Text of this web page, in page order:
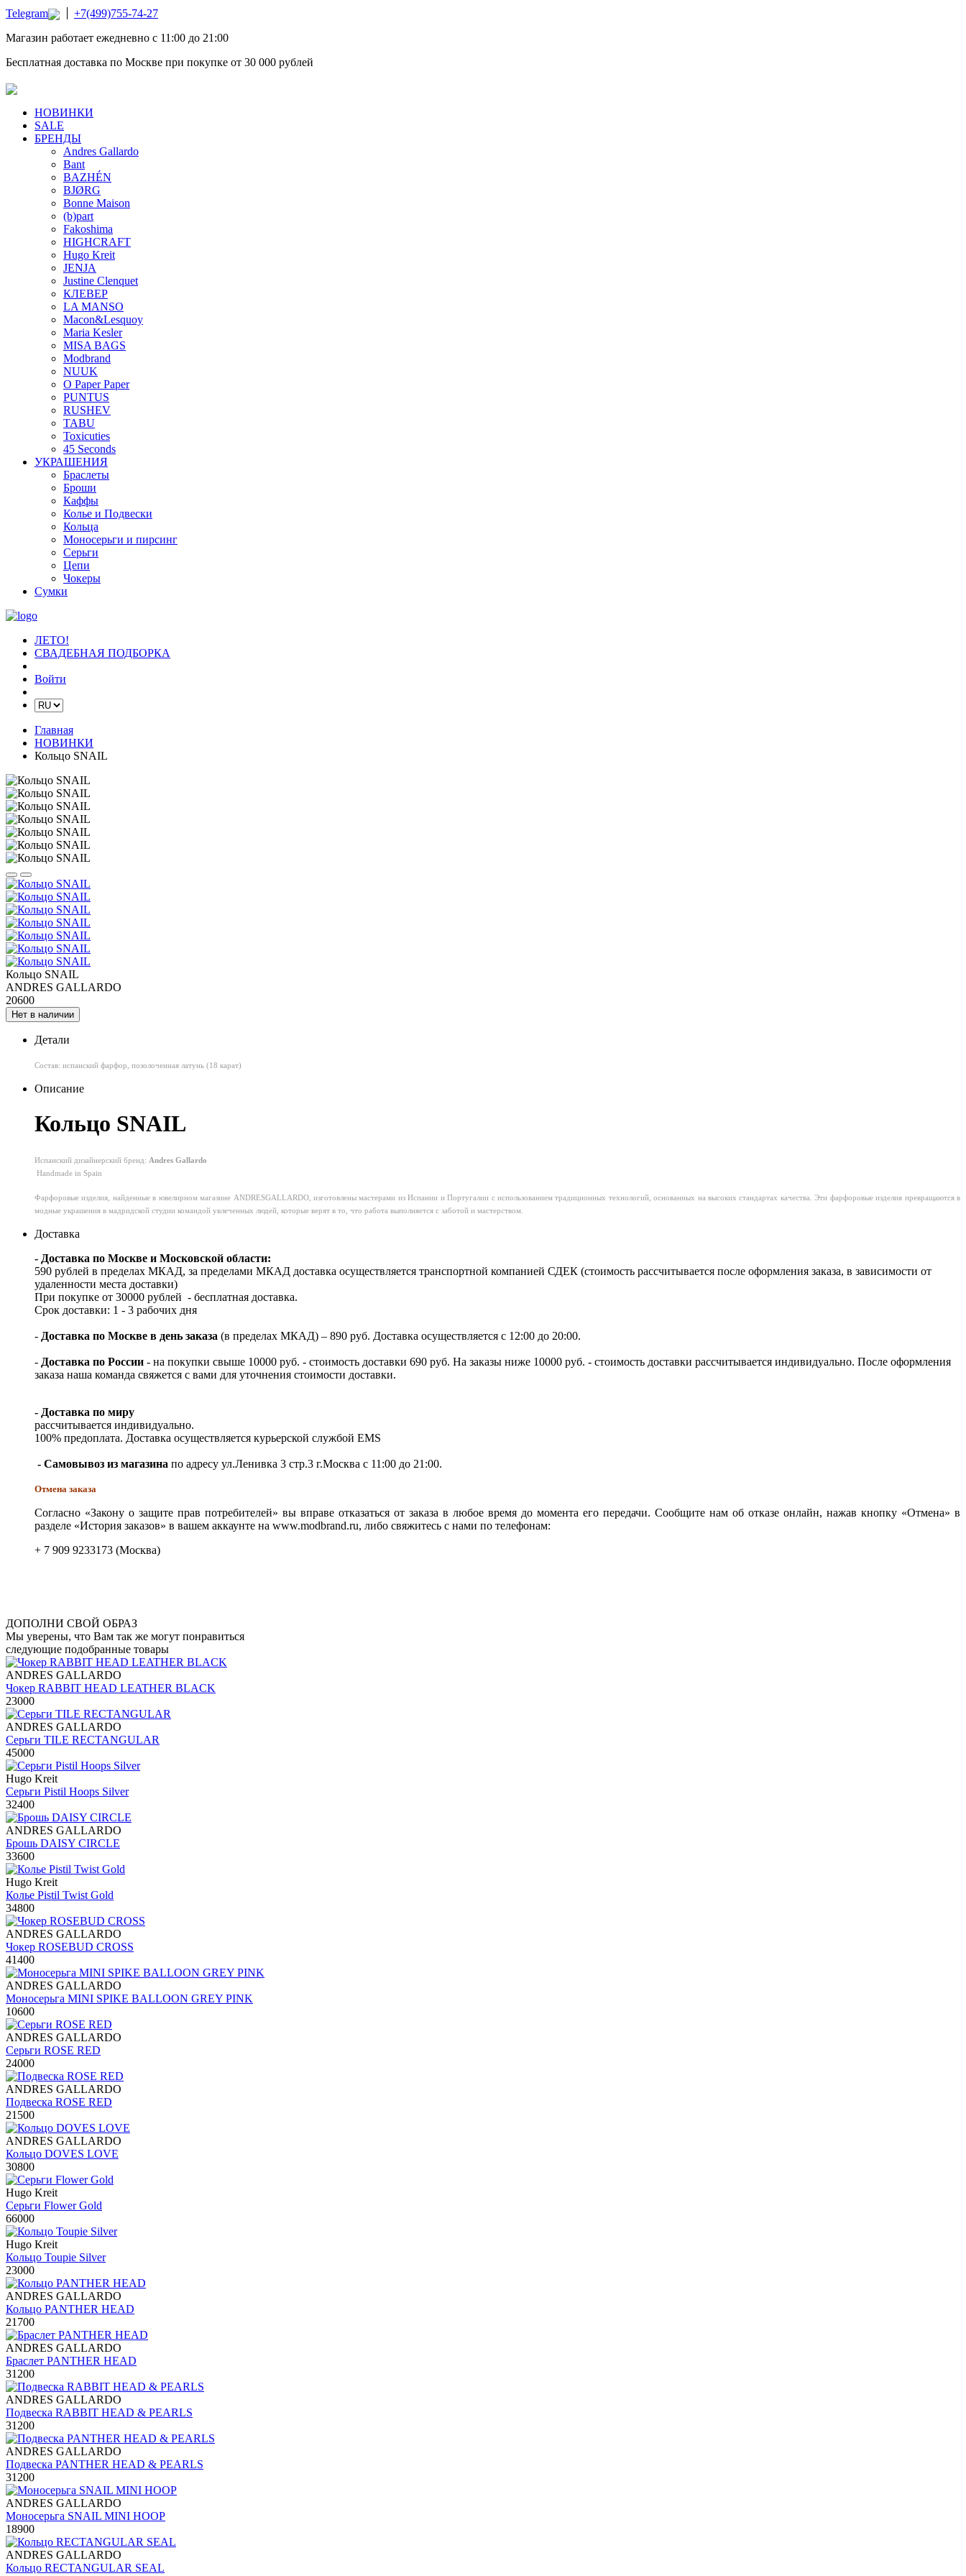
Telegram
+7(499)755-74-27
Магазин работает ежедневно с 11:00 до 21:00
Бесплатная доставка по Москве при покупке от 30 000 рублей
НОВИНКИ
SALE
БРЕНДЫ
Andres Gallardo
Bant
BAZHÉN
BJØRG
Bonne Maison
(b)part
Fakoshima
HIGHCRAFT
Hugo Kreit
JENJA
Justine Clenquet
КЛЕВЕР
LA MANSO
Macon&Lesquoy
Maria Kesler
MISA BAGS
Modbrand
NUUK
O Paper Paper
PUNTUS
RUSHEV
TABU
Toxicuties
45 Seconds
УКРАШЕНИЯ
Браслеты
Броши
Каффы
Колье и Подвески
Кольца
Моносерьги и пирсинг
Серьги
Цепи
Чокеры
Сумки
ЛЕТО!
СВАДЕБНАЯ ПОДБОРКА
Войти
Главная
НОВИНКИ
Кольцо SNAIL
Кольцо SNAIL
ANDRES GALLARDO
20600
Нет в наличии
Детали
Состав: испанский фарфор, позолоченная латунь (18 карат)
Описание
Кольцо SNAIL
Испанский дизайнерский бренд: Andres Gallardo
Handmade in Spain
Фарфоровые изделия, найденные в ювелирном магазине ANDRESGALLARDO, изготовлены мастерами из Испании и Португалии с использованием традиционных технологий, основанных на высоких стандартах качества. Эти фарфоровые изделия превращаются в
модные украшения в мадридской студии командой увлеченных людей, которые верят в то, что работа выполняется с заботой и мастерством.
Доставка
- Доставка по Москве и Московской области:
590 рублей в пределах МКАД, за пределами МКАД доставка осуществляется транспортной компанией СДЕК (стоимость рассчитывается после оформления заказа, в зависимости от
удаленности места доставки)
При покупке от 30000 рублей - бесплатная доставка.
Срок доставки: 1 - 3 рабочих дня
- Доставка по Москве в день заказа (в пределах МКАД) – 890 руб. Доставка осуществляется с 12:00 до 20:00.
- Доставка по России - на покупки свыше 10000 руб. - стоимость доставки 690 руб. На заказы ниже 10000 руб. - стоимость доставки рассчитывается индивидуально. После оформления
заказа наша команда свяжется с вами для уточнения стоимости доставки.
- Доставка по миру
рассчитывается индивидуально.
100% предоплата. Доставка осуществляется курьерской службой EMS
- Самовывоз из магазина по адресу ул.Ленивка 3 стр.3 г.Москва с 11:00 до 21:00.
Отмена заказа
Согласно «Закону о защите прав потребителей» вы вправе отказаться от заказа в любое время до момента его передачи. Сообщите нам об отказе онлайн, нажав кнопку «Отмена» в
разделе «История заказов» в вашем аккаунте на www.modbrand.ru, либо свяжитесь с нами по телефонам:
+ 7 909 9233173 (Москва)
ДОПОЛНИ СВОЙ ОБРАЗ
Мы уверены, что Вам так же могут понравиться
следующие подобранные товары
ANDRES GALLARDO
Чокер RABBIT HEAD LEATHER BLACK
23000
ANDRES GALLARDO
Серьги TILE RECTANGULAR
45000
Hugo Kreit
Серьги Pistil Hoops Silver
32400
ANDRES GALLARDO
Брошь DAISY CIRCLE
33600
Hugo Kreit
Колье Pistil Twist Gold
34800
ANDRES GALLARDO
Чокер ROSEBUD CROSS
41400
ANDRES GALLARDO
Моносерьга MINI SPIKE BALLOON GREY PINK
10600
ANDRES GALLARDO
Серьги ROSE RED
24000
ANDRES GALLARDO
Подвеска ROSE RED
21500
ANDRES GALLARDO
Кольцо DOVES LOVE
30800
Hugo Kreit
Серьги Flower Gold
66000
Hugo Kreit
Кольцо Toupie Silver
23000
ANDRES GALLARDO
Кольцо PANTHER HEAD
21700
ANDRES GALLARDO
Браслет PANTHER HEAD
31200
ANDRES GALLARDO
Подвеска RABBIT HEAD & PEARLS
31200
ANDRES GALLARDO
Подвеска PANTHER HEAD & PEARLS
31200
ANDRES GALLARDO
Моносерьга SNAIL MINI HOOP
18900
ANDRES GALLARDO
Кольцо RECTANGULAR SEAL